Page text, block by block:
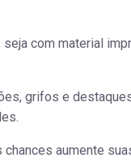
seja com material
grifos e
aumente